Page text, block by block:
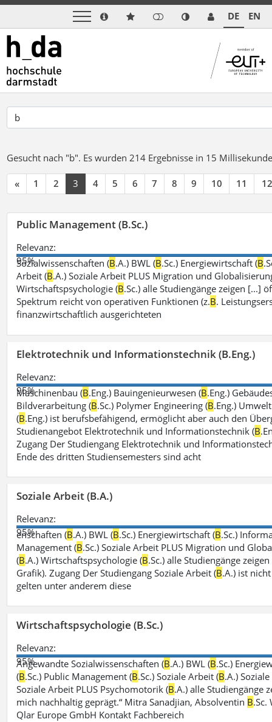
DE EN
Gesucht nach "b". Es wurden 214 Ergebnisse in 15
« 1 2 3 4 5 6 7 8 9 10 11 12
Public Management (B.Sc.)
Relevanz:
95%
Sozialwissenschaften (B.A.) BWL (B.Sc.) Energiewirtschaft (B
Arbeit (B.A.) Soziale Arbeit PLUS Migration und
Wirtschaftspsychologie (B.Sc.) alle Studiengänge zeigen [...]
Spektrum reicht von operativen Funktionen (z.B.
finanzwirtschaftlich ausgerichteten
Elektrotechnik und Informationstechnik (B.Eng.)
Relevanz:
95%
Maschinenbau (B.Eng.) Bauingenieurwesen (B.Eng.)
Bildverarbeitung (B.Sc.) Polymer Engineering (B.Eng.)
(B.Eng.) ist berufsbefähigend, ermöglicht aber auch den
Studienangebot Elektrotechnik und Informationstechnik (B
Zugang Der Studiengang Elektrotechnik und
Ende des dritten Studiensemesters sind acht
Soziale Arbeit (B.A.)
Relevanz:
95%
enschaften (B.A.) BWL (B.Sc.) Energiewirtschaft (B.Sc.)
Management (B.Sc.) Soziale Arbeit PLUS Migration und
(B.A.) Wirtschaftspsychologie (B.Sc.) alle Studiengänge
Grafik). Zugang Der Studiengang Soziale Arbeit (B.A.) ist
gelten unter anderem diese
Wirtschaftspsychologie (B.Sc.)
Relevanz:
95%
Angewandte Sozialwissenschaften (B.A.) BWL (B.Sc.)
(B.Sc.) Public Management (B.Sc.) Soziale Arbeit (B.A.)
Soziale Arbeit PLUS Psychomotorik (B.A.) alle Studiengänge
mich nachhaltig geprägt.“ Mitra Sanadjian, Absolventin B.Sc.
Qlar Europe GmbH Kontakt Fachbereich